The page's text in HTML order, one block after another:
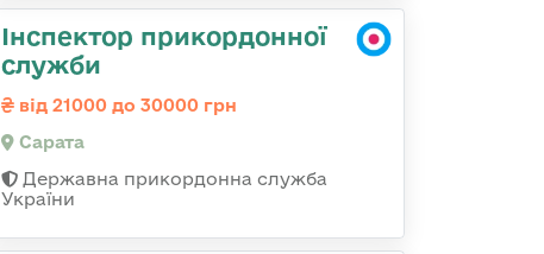
Інспектор прикордонної
служби
від 21000 до 30000 грн
Сарата
Державна прикордонна служба
України